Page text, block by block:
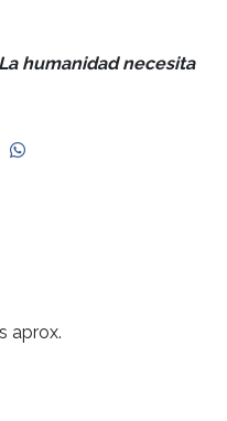
humanidad necesita
aprox.